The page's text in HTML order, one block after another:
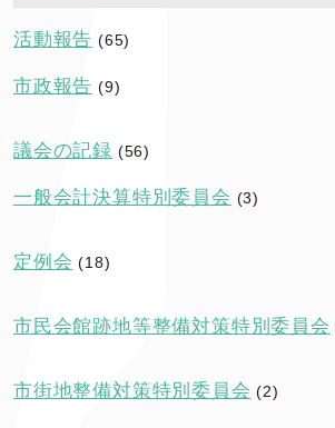
活動報告 (65)
市政報告 (9)
議会の記録 (56)
一般会計決算特別委員会 (3)
定例会 (18)
市民会館跡地等整備対策特別委員会
市街地整備対策特別委員会 (2)